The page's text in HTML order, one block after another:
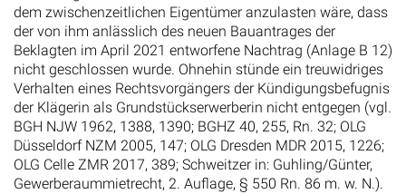
dem zwischenzeitlichen Eigentümer anzulasten wäre, dass
der von ihm anlässlich des neuen Bauantrages der
Beklagten im April 2021 entworfene Nachtrag (Anlage B 12)
nicht geschlossen wurde. Ohnehin stünde ein treuwidriges
Verhalten eines Rechtsvorgängers der Kündigungsbefugnis
der Klägerin als Grundstückserwerberin nicht entgegen (vgl.
BGH NJW 1962, 1388, 1390; BGHZ 40, 255, Rn. 32; OLG
Düsseldorf NZM 2005, 147; OLG Dresden MDR 2015, 1226;
OLG Celle ZMR 2017, 389; Schweitzer in: Guhling/Günter,
Gewerberaummietrecht, 2. Auflage, § 550 Rn. 86 m. w. N.).